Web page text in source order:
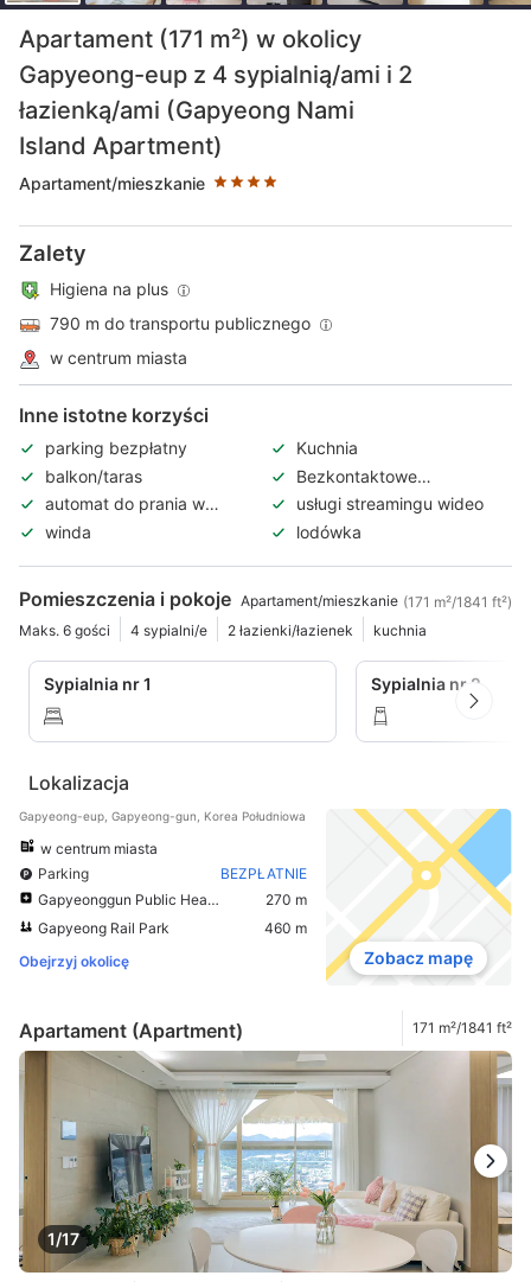
Apartament (171 m²) w okolicy
Gapyeong-eup z 4 sypialnią/ami i 2
łazienką/ami (Gapyeong Nami
Island Apartment)
Apartament/mieszkanie
Liczba gwiazdek: 4
Zalety
Higiena na plus
790 m do transportu publicznego
w centrum miasta
Inne istotne korzyści
parking bezpłatny
Kuchnia
balkon/taras
Bezkontaktowe
zameldowanie/wymeldowanie
automat do prania w
pobliżu
usługi streamingu wideo
winda
lodówka
Pomieszczenia i pokoje Apartament/mieszkanie (171 m²/1841 ft²)
Maks. 6 gości
4 sypialni/e 2 łazienki/łazienek kuchnia
Sypialnia nr 1 Sypialnia nr 2
Lokalizacja
Gapyeong-eup, Gapyeong-gun, Korea Południowa
w centrum miasta
Parking
BEZPŁATNIE
Gapyeonggun Public Health Center
270 m
Gapyeong Rail Park
460 m
Obejrzyj okolicę
Zobacz mapę
Apartament (Apartment) 171 m²/1841 ft²
1/17